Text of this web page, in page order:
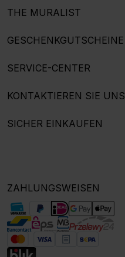
THE MURALIST
GESCHENKGUTSCHEINE
SERVICE-CENTER
KONTAKTIEREN SIE UNS
SICHER EINKAUFEN
ZAHLUNGSWEISEN